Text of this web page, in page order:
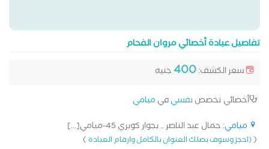
تفاصيل عيادة أخصائي مروان الفحام
سعر الكشف:400 جنيه
أخصائي تخصصنفسيفي ميامي
ميامي: جمال عبد الناصر .. بجوار كوبري 45-ميامي[...]
((احجز وسوف يصلك العنوان بالكامل وارقام العيادة)